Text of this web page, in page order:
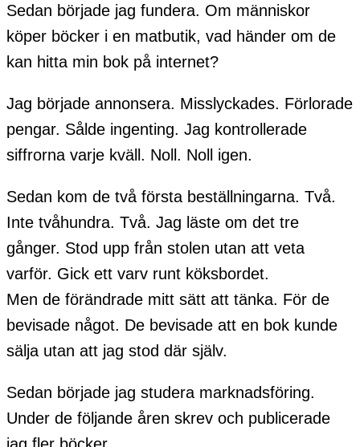
Sedan började jag fundera. Om människor
köper böcker i en matbutik, vad händer om de
kan hitta min bok på internet?
Jag började annonsera. Misslyckades. Förlorade
pengar. Sålde ingenting. Jag kontrollerade
siffrorna varje kväll. Noll. Noll igen.
Sedan kom de två första beställningarna. Två.
Inte tvåhundra. Två. Jag läste om det tre
gånger. Stod upp från stolen utan att veta
varför. Gick ett varv runt köksbordet.
Men de förändrade mitt sätt att tänka. För de
bevisade något. De bevisade att en bok kunde
sälja utan att jag stod där själv.
Sedan började jag studera marknadsföring.
Under de följande åren skrev och publicerade